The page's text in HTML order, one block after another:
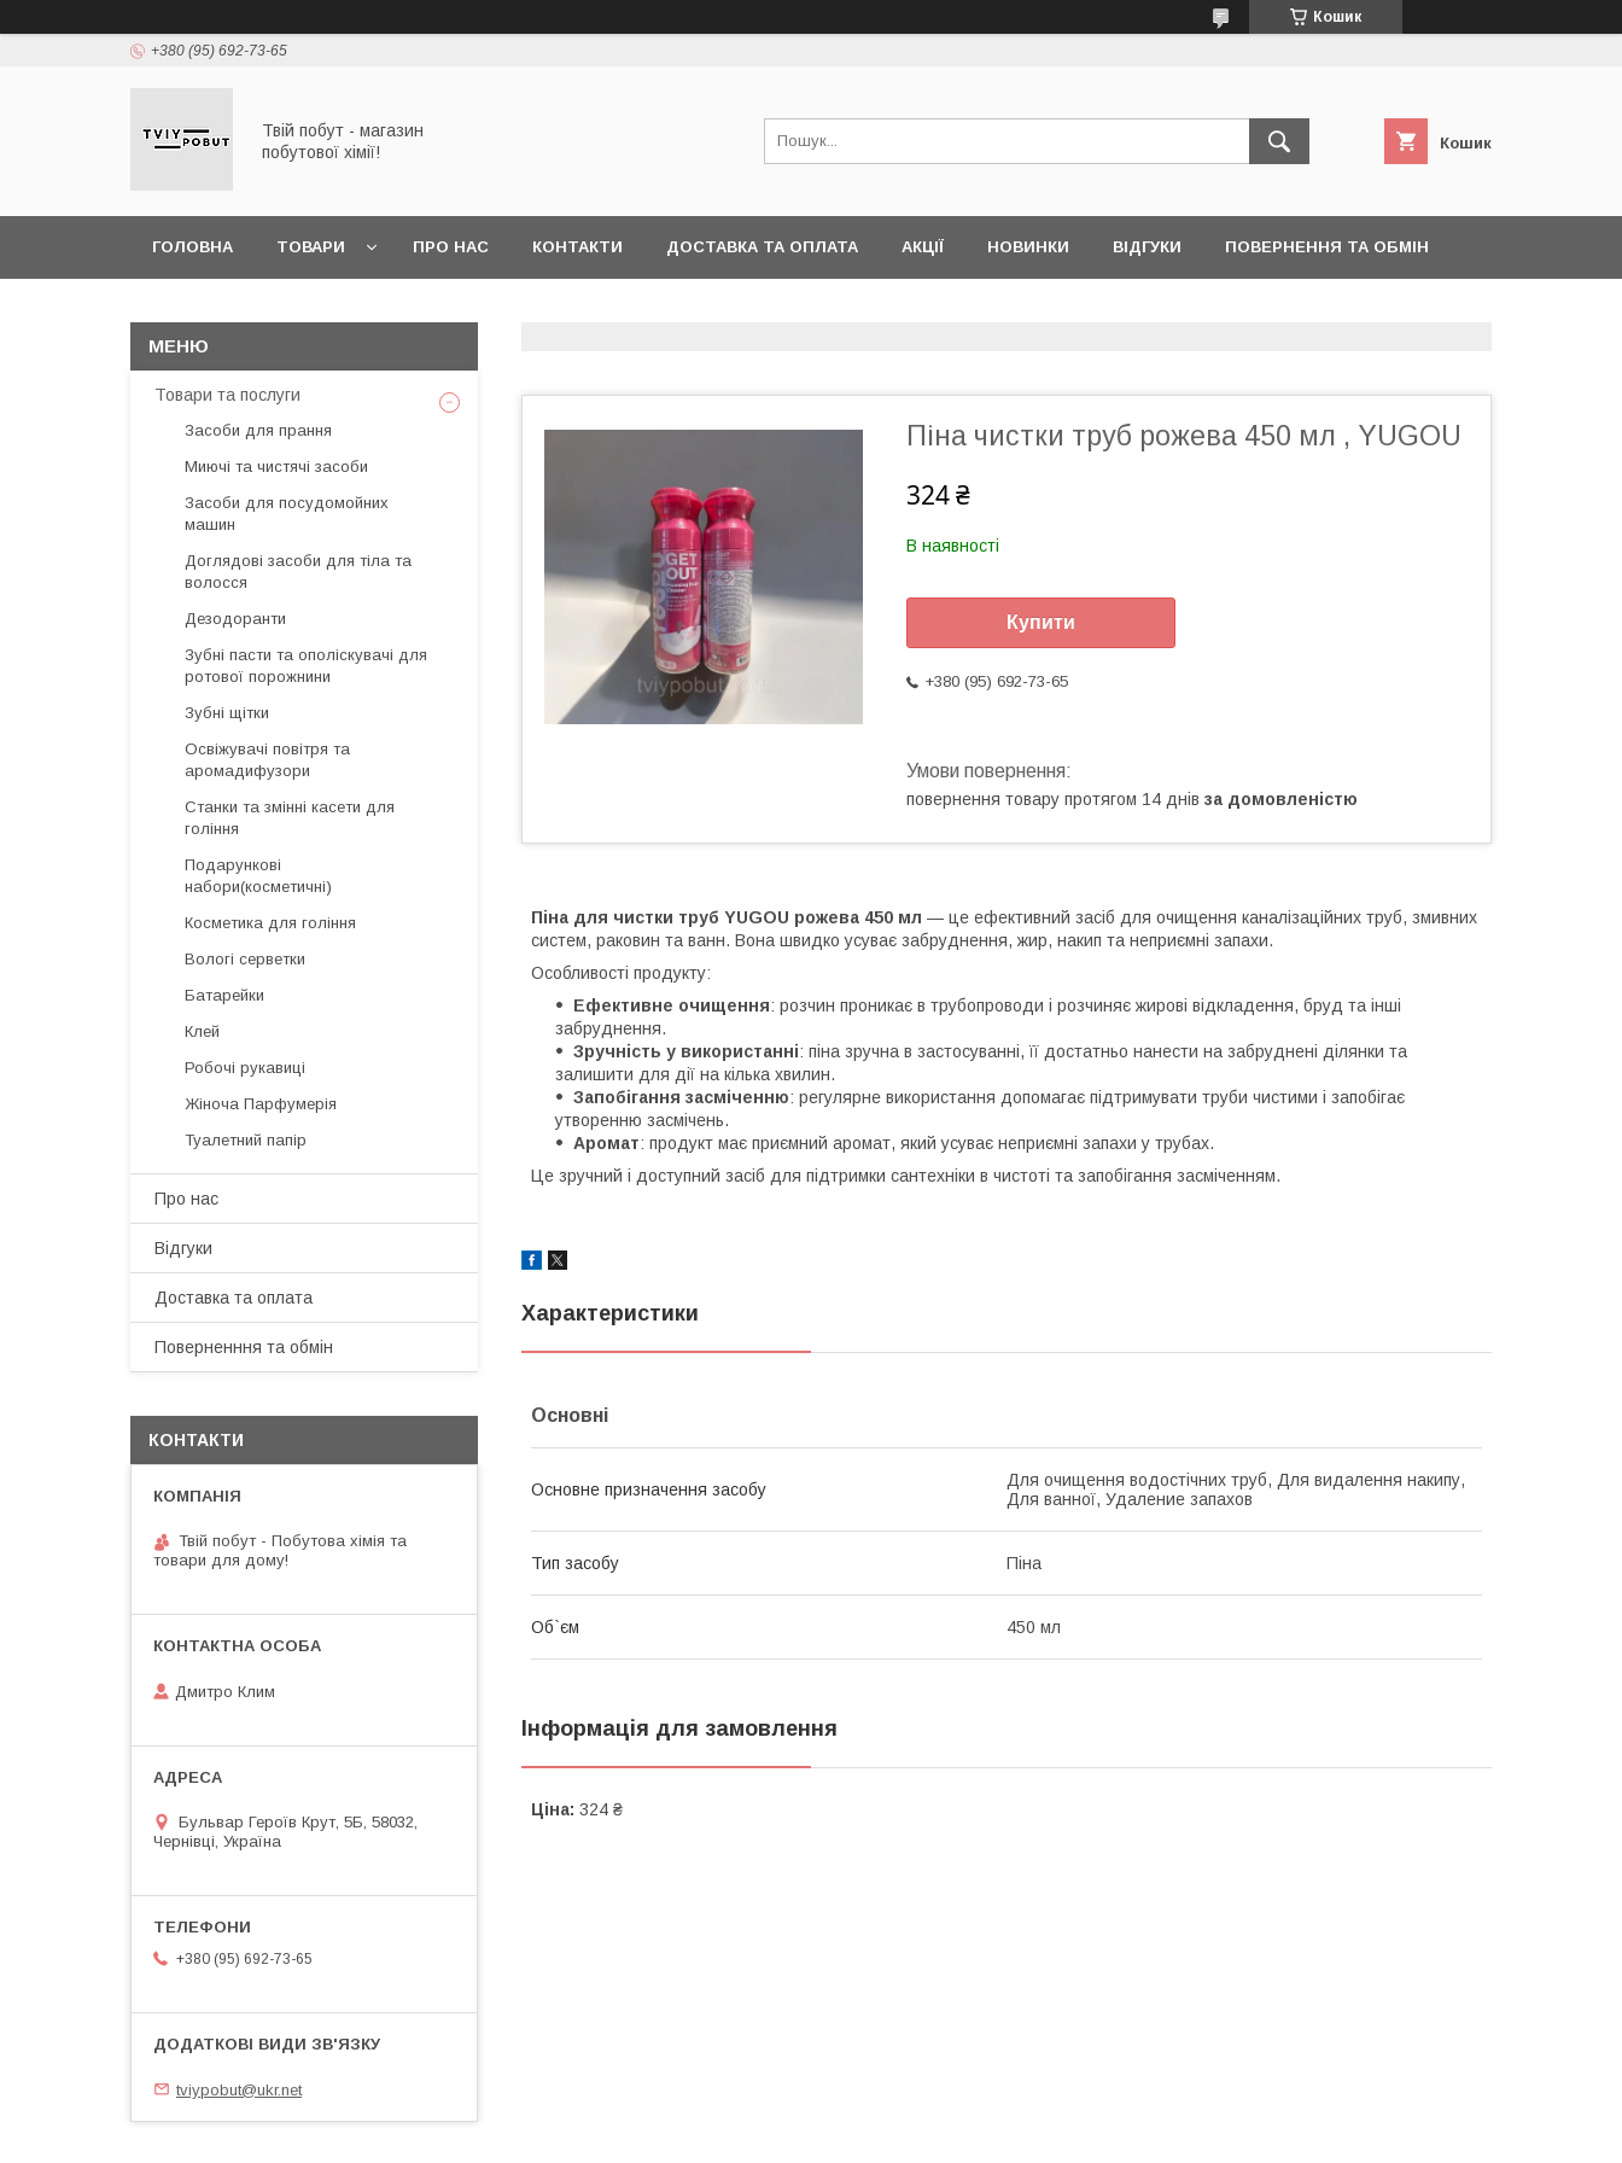
Кошик
+380 (95) 692-73-65
Твій побут - магазин
побутової хімії!
Кошик
ГОЛОВНА ТОВАРИ ПРО НАС КОНТАКТИ ДОСТАВКА ТА ОПЛАТА АКЦІЇ НОВИНКИ ВІДГУКИ ПОВЕРНЕННЯ ТА ОБМІН
Піна чистки труб рожева 450 мл , YUGOU
324 ₴
В наявності
Купити
+380 (95) 692-73-65
повернення товару протягом 14 днів за домовленістю
Піна для чистки труб YUGOU рожева 450 мл — це ефективний засіб для очищення каналізаційних труб, змивних
систем, раковин та ванн. Вона швидко усуває забруднення, жир, накип та неприємні запахи.
Особливості продукту:
Ефективне очищення: розчин проникає в трубопроводи і розчиняє жирові відкладення, бруд та інші
забруднення.
Зручність у використанні: піна зручна в застосуванні, її достатньо нанести на забруднені ділянки та
залишити для дії на кілька хвилин.
Запобігання засміченню: регулярне використання допомагає підтримувати труби чистими і запобігає
утворенню засмічень.
Аромат: продукт має приємний аромат, який усуває неприємні запахи у трубах.
Це зручний і доступний засіб для підтримки сантехніки в чистоті та запобігання засміченням.
Характеристики
Основні
Основне призначення засобу
Для очищення водостічних труб, Для видалення накипу,
Для ванної, Удаление запахов
Тип засобу Піна
Об`єм 450 мл
Інформація для замовлення
Ціна: 324 ₴
Товари та послуги
Засоби для прання
Миючі та чистячі засоби
Засоби для посудомойних
машин
Доглядові засоби для тіла та
волосся
Дезодоранти
Зубні пасти та ополіскувачі для
ротової порожнини
Зубні щітки
Освіжувачі повітря та
аромадифузори
Cтанки та змінні касети для
гоління
Подарункові
набори(косметичні)
Косметика для гоління
Вологі серветки
Батарейки
Клей
Робочі рукавиці
Жіноча Парфумерія
Туалетний папір
Про нас
Відгуки
Доставка та оплата
Поверненння та обмін
КОНТАКТИ
Твій побут - Побутова хімія та
товари для дому!
Дмитро Клим
Бульвар Героїв Крут, 5Б, 58032,
Чернівці, Україна
+380 (95) 692-73-65
tviypobut@ukr.net